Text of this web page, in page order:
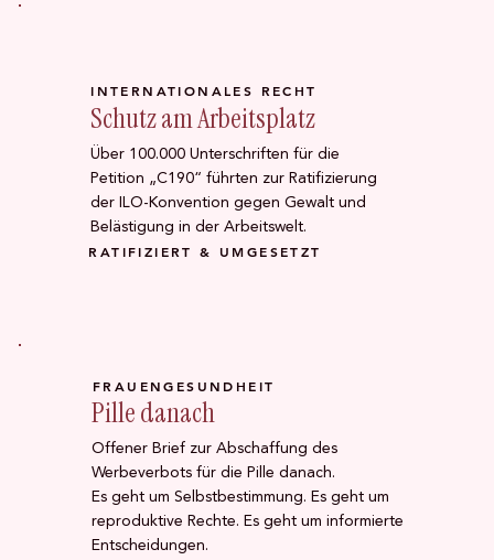
INTERNATIONALES RECHT
Schutz am Arbeitsplatz
Über 100.000 Unterschriften für die
Petition „C190“ führten zur Ratifizierung
der ILO-Konvention gegen Gewalt und
Belästigung in der Arbeitswelt.
RATIFIZIERT & UMGESETZT
FRAUENGESUNDHEIT
Pille danach
Offener Brief zur Abschaffung des
Werbeverbots für die Pille danach.
Es geht um Selbstbestimmung. Es geht um
reproduktive Rechte. Es geht um informierte
Entscheidungen.